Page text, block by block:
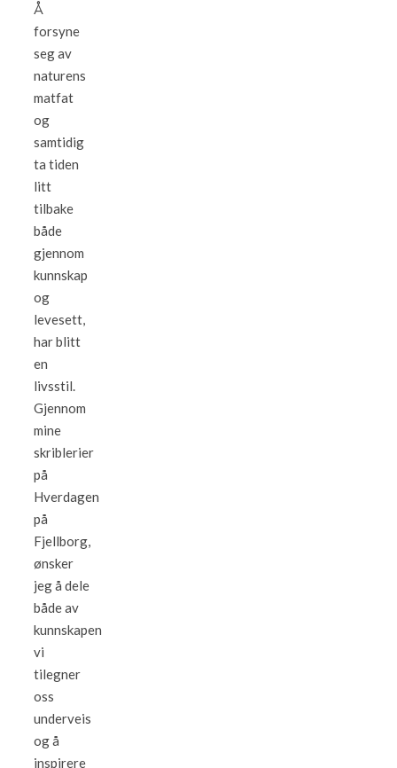
Å
forsyne
seg av
naturens
matfat
og
samtidig
ta tiden
litt
tilbake
både
gjennom
kunnskap
og
levesett,
har blitt
en
livsstil.
Gjennom
mine
skriblerier
på
Hverdagen
på
Fjellborg,
ønsker
jeg å dele
både av
kunnskapen
vi
tilegner
oss
underveis
og å
inspirere